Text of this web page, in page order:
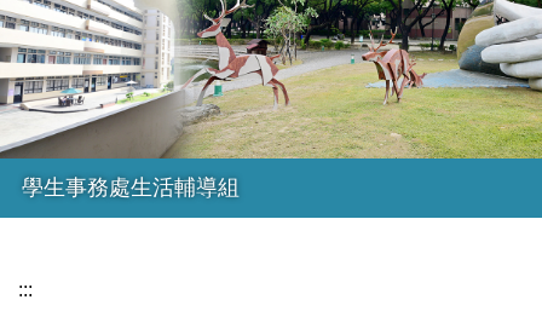
容
區
學生事務處生活輔導組
:::